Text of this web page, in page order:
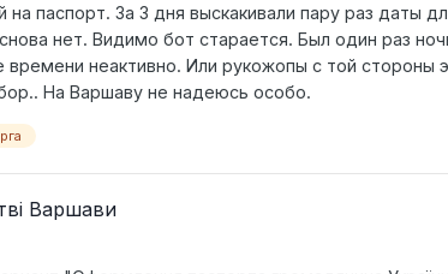
паспорт. За 3 дня выскакивали пару раз даты
нет. Видимо бот старается. Был один раз
неактивно. Или рукожопы с той стороны
На Варшаву не надеюсь особо.
Варшави